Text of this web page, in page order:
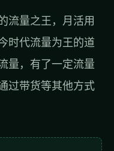
流量之王，月活用
时代流量为王的道
量，有了一定流量
过带货等其他方式